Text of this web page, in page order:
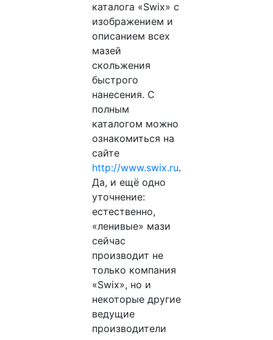
каталога «Swix» с
изображением и
описанием всех
мазей
скольжения
быстрого
нанесения. С
полным
каталогом можно
ознакомиться на
сайте
http://www.swix.ru.
Да, и ещё одно
уточнение:
естественно,
«ленивые» мази
сейчас
производит не
только компания
«Swix», но и
некоторые другие
ведущие
производители